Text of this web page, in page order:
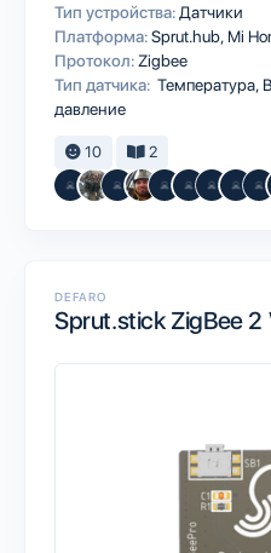
Тип устройства: Датчики
Платформа:Sprut.hub Mi
Протокол: Zigbee
Тип датчика: Температура,
давление
10 2
DEFARO
Sprut.stick ZigBee 2